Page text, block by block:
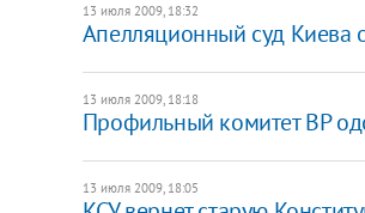
13 июля 2009, 18:32
Апелляционный суд Киева
13 июля 2009, 18:18
Профильный комитет ВР
13 июля 2009, 18:05